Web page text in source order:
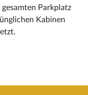
Parkplatz
Kabinen